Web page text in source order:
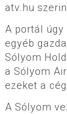
atv.hu
A portál
egyéb
Sólyom
a Sólyom
ezeket a
A Sólyom